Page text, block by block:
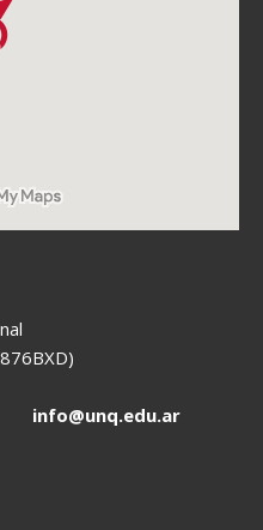
info@unq.edu.ar